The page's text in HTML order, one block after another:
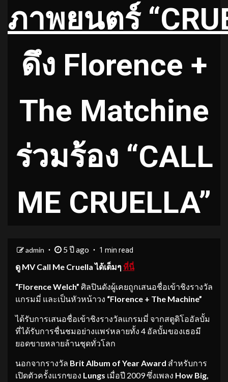
ภาพยนตร์
ดึง Florence +
The Matchine
ร่วมร้อง “CALL
ME CRUELLA”
admin 5 ปี ago 1 min read
ดู MV Call Me Cruella ได้เต็มๆ ที่นี่
“Florence Welch” ศิลปินดังผู้เคยถูกเสนอชื่อเข้าชิงรางวัล
แกรมมี่ และเป็นหัวหน้าวง “Florence + The Machine”
ได้รับการเสนอชื่อเข้าชิงรางวัลแกรมมี่ จากสตูดิโออัลบั้ม
ที่ได้รับการชื่นชมอย่างแพร่หลายทั้ง 4 อัลบั้มของเธอมี
ยอดขายหลายล้านชุดทั่วโลก
นอกจากรางวัล Brit Album of Year Award สำหรับการ
เปิดตัวครั้งแรกของ Lungs เมื่อปี 2009ซึ่งเพลง How Big,